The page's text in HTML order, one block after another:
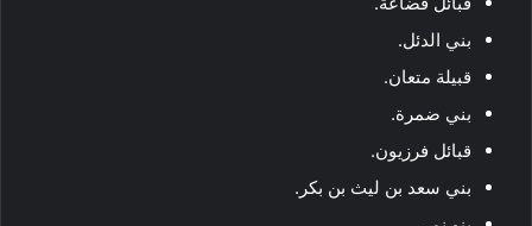
بني الدئل.
قبيلة متعان.
بني ضمرة.
قبائل فرزيون.
بني سعد بن ليث بن بكر.